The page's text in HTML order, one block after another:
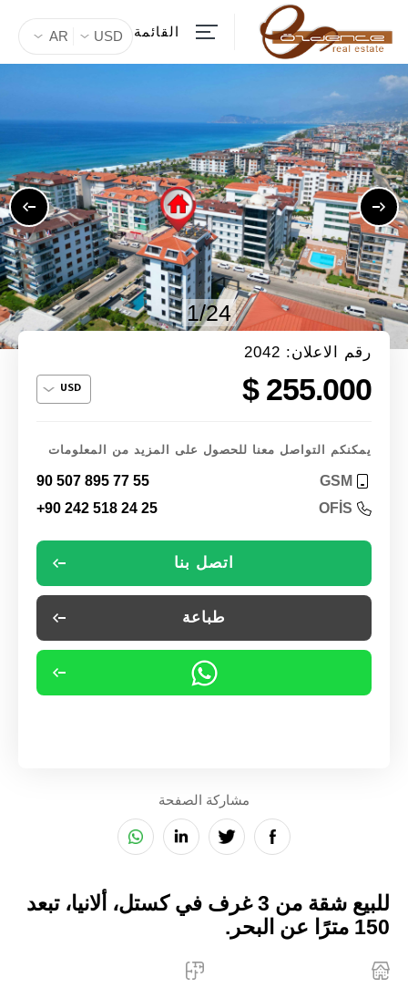
القائمة AR USD
1/24
رقم الاعلان: 2042
255.000 $
يمكنكم التواصل معنا للحصول على المزيد من المعلومات
GSM
90 507 895 77 55
OFİS
+90 242 518 24 25
اتصل بنا
طباعة
مشاركة الصفحة
للبيع شقة من 3 غرف في كستل، ألانيا، تبعد
150 مترًا عن البحر.